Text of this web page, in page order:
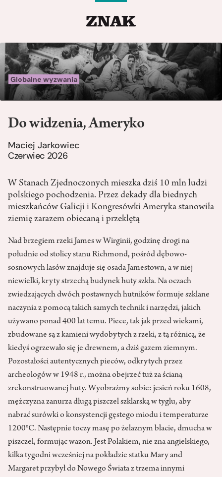
Globalne wyzwania
Do widzenia, Ameryko
Maciej Jarkowiec
Czerwiec 2026
W Stanach Zjednoczonych mieszka dziś 10 mln ludzi
polskiego pochodzenia. Przez dekady dla biednych
mieszkańców Galicji i Kongresówki Ameryka stanowiła
ziemię zarazem obiecaną i przeklętą
Nad brzegiem rzeki James w Wirginii, godzinę drogi na
południe od stolicy stanu Richmond, pośród dębowo-
sosnowych lasów znajduje się osada Jamestown, a w niej
niewielki, kryty strzechą budynek huty szkła. Na oczach
zwiedzających dwóch postawnych hutników formuje szklane
naczynia z pomocą takich samych technik i narzędzi, jakich
używano ponad 400 lat temu. Piece, tak jak przed wiekami,
zbudowane są z kamieni wydobytych z rzeki, z tą różnicą, że
kiedyś ogrzewało się je drewnem, a dziś gazem ziemnym.
Pozostałości autentycznych pieców, odkrytych przez
archeologów w 1948 r., można obejrzeć tuż za ścianą
zrekonstruowanej huty. Wyobraźmy sobie: jesień roku 1608,
mężczyzna zanurza długą piszczel szklarską w tyglu, aby
nabrać surówki o konsystencji gęstego miodu i temperaturze
1200°C. Następnie toczy masę po żelaznym blacie, dmucha w
piszczel, formując wazon. Jest Polakiem, nie zna angielskiego,
kilka tygodni wcześniej na pokładzie statku Mary and
Margaret przybył do Nowego Świata z trzema innymi